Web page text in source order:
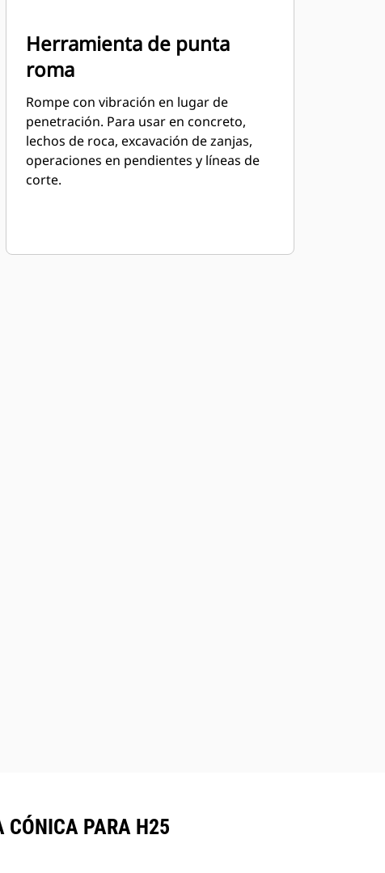
Herramienta de punta
roma
Rompe con vibración en lugar de
penetración. Para usar en concreto,
lechos de roca, excavación de zanjas,
operaciones en pendientes y líneas de
corte.
CÓNICA PARA H25